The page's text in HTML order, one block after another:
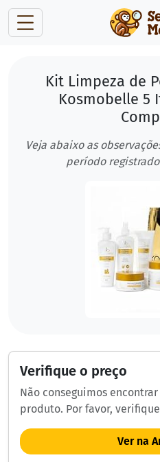
Kit Limpeza de
Kosmobelle 5
Veja abaixo as
período
Verifique o preço
Não conseguimos
produto. Por favor,
Ver na